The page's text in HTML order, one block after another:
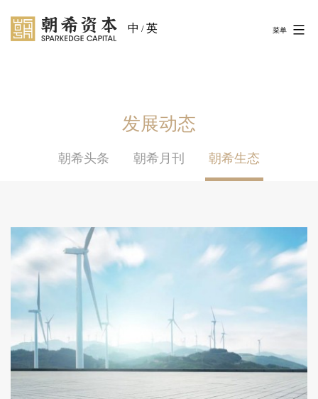
菜单
中 / 英
发展动态
朝希头条 朝希月刊 朝希生态